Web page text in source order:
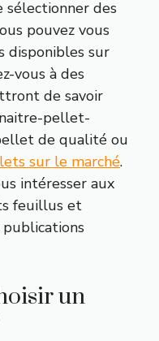
sélectionner des
pouvez vous
disponibles sur
vous à des
de savoir
pellet-
de qualité ou
sur le marché.
intéresser aux
feuillus et
un